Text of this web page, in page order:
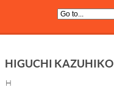
HIGUCHI KAZUHIKO
H